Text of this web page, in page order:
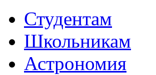
Студентам
Школьникам
Астрономия